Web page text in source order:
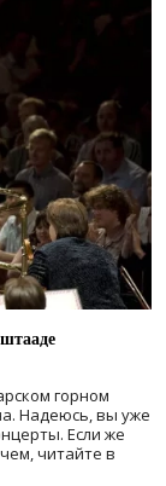
горном
Надеюсь, вы уже
Если же
читайте в